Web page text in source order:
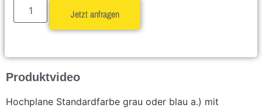
Jetzt anfragen
Produktvideo
Hochplane Standardfarbe grau oder blau a.) mit